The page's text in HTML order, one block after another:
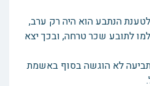
הנתבע הוא היה רק ערב,
לתובע שכר טרחה, ובכך יצא
לא הוגשה בסוף באשמת